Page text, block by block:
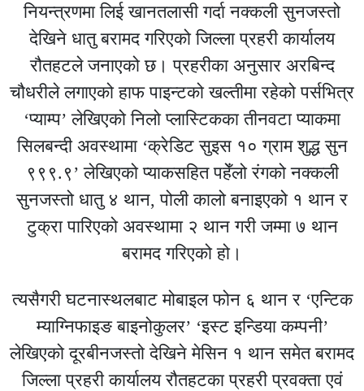
नियन्त्रणमा लिई खानतलासी गर्दा नक्कली सुनजस्तो
देखिने धातु बरामद गरिएको जिल्ला प्रहरी कार्यालय
रौतहटले जनाएको छ। प्रहरीका अनुसार अरबिन्द
चौधरीले लगाएको हाफ पाइन्टको खल्तीमा रहेको पर्सभित्र
‘प्याम्प’ लेखिएको निलो प्लास्टिकका तीनवटा प्याकमा
सिलबन्दी अवस्थामा ‘क्रेडिट सुइस १० ग्राम शुद्ध सुन
९९९.९’ लेखिएको प्याकसहित पहेँलो रंगको नक्कली
सुनजस्तो धातु ४ थान, पोली कालो बनाइएको १ थान र
टुक्रा पारिएको अवस्थामा २ थान गरी जम्मा ७ थान
बरामद गरिएको हो।
त्यसैगरी घटनास्थलबाट मोबाइल फोन ६ थान र ‘एन्टिक
म्याग्निफाइङ बाइनोकुलर’ ‘इस्ट इन्डिया कम्पनी’
लेखिएको दूरबीनजस्तो देखिने मेसिन १ थान समेत बरामद
जिल्ला प्रहरी कार्यालय रौतहटका प्रहरी प्रवक्ता एवं